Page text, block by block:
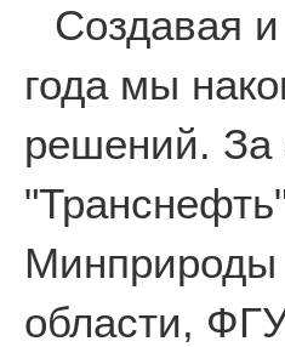
Создавая
года мы
решений. За
Минприроды
области,